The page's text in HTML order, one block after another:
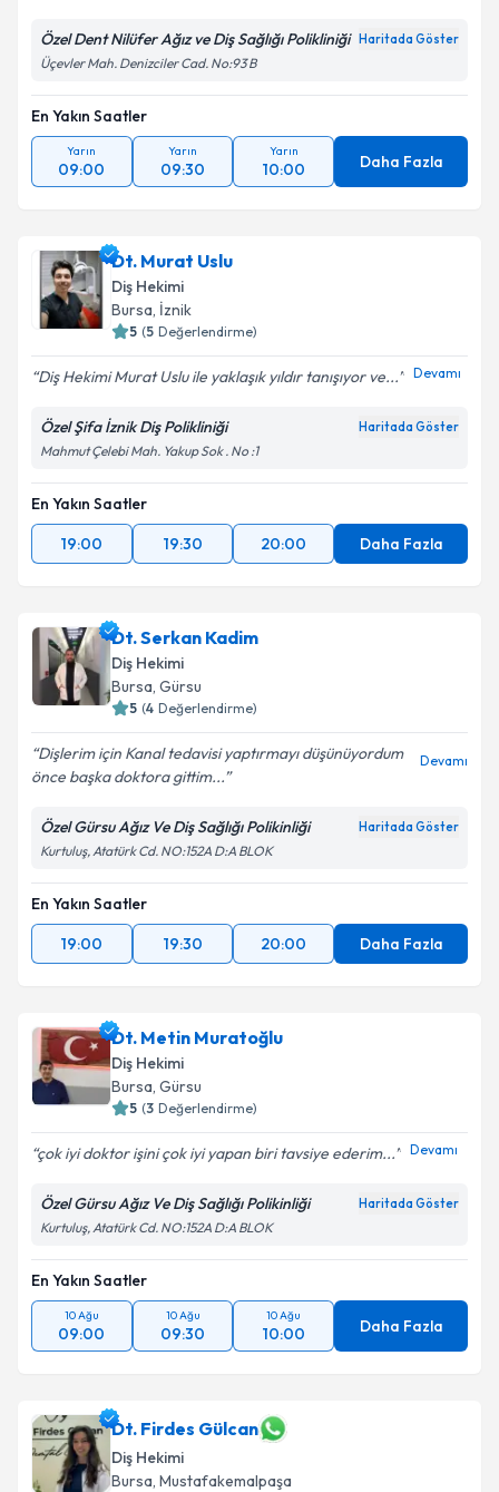
Özel Dent Nilüfer Ağız ve Diş Sağlığı Polikliniği Haritada Göster
Üçevler Mah. Denizciler Cad. No:93 B
En Yakın Saatler
Yarın
09:00
Yarın
09:30
Yarın
10:00 Daha Fazla
Dt. Murat Uslu
Diş Hekimi
Bursa, İznik
5 (5 Değerlendirme)
Diş Hekimi Murat Uslu ile yaklaşık yıldır tanışıyor ve... Devamı
Özel Şifa İznik Diş Polikliniği Haritada Göster
Mahmut Çelebi Mah. Yakup Sok . No :1
En Yakın Saatler
19:00
19:30 20:00 Daha Fazla
Dt. Serkan Kadim
Diş Hekimi
Bursa, Gürsu
5 (4 Değerlendirme)
Dişlerim için Kanal tedavisi yaptırmayı düşünüyordum
önce başka doktora gittim...
Devamı
Özel Gürsu Ağız Ve Diş Sağlığı Polikinliği Haritada Göster
Kurtuluş, Atatürk Cd. NO:152A D:A BLOK
En Yakın Saatler
19:00
19:30 20:00 Daha Fazla
Dt. Metin Muratoğlu
Diş Hekimi
Bursa, Gürsu
5 (3 Değerlendirme)
çok iyi doktor işini çok iyi yapan biri tavsiye ederim... Devamı
Özel Gürsu Ağız Ve Diş Sağlığı Polikinliği Haritada Göster
Kurtuluş, Atatürk Cd. NO:152A D:A BLOK
En Yakın Saatler
10 Ağu
09:00
10 Ağu
09:30
10 Ağu
10:00 Daha Fazla
Dt. Firdes Gülcan
Diş Hekimi
Bursa, Mustafakemalpaşa